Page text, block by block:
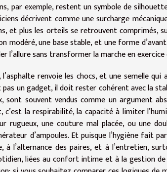
par exemple, restent un symbole de
décrivent comme une surcharge
et plus les orteils se retrouvent comprimés,
une base stable, et une forme
sans transformer la marche en exercice
renvoie les chocs, et une semelle
un gadget, il doit rester cohérent avec la
souvent vendus comme un argument
la respirabilité, la capacité à limiter
une couture mal placée, ou une
d’ampoules. Et puisque l’hygiène fait
à l’alternance des paires, et à l’entretien,
liées au confort intime et à la gestion